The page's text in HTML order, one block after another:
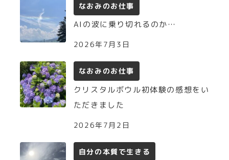
なおみのお仕事
AIの波に乗り切れるのか…
2026年7月3日
なおみのお仕事
クリスタルボウル初体験の感想をい
ただきました
2026年7月2日
自分の本質で生きる